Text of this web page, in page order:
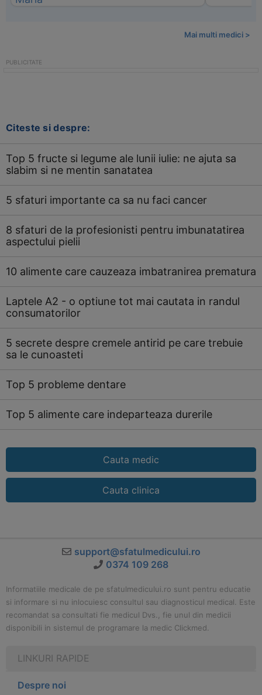
Mai multi medici >
Citeste si despre:
Top 5 fructe si legume ale lunii iulie: ne ajuta sa
slabim si ne mentin sanatatea
5 sfaturi importante ca sa nu faci cancer
8 sfaturi de la profesionisti pentru imbunatatirea
aspectului pielii
10 alimente care cauzeaza imbatranirea prematura
Laptele A2 - o optiune tot mai cautata in randul
consumatorilor
5 secrete despre cremele antirid pe care trebuie
sa le cunoasteti
Top 5 probleme dentare
Top 5 alimente care indeparteaza durerile
Cauta medic
Cauta clinica
support@sfatulmedicului.ro
0374 109 268
Informatiile medicale de pe sfatulmedicului.ro sunt pentru educatie
si informare si nu inlocuiesc consultul sau diagnosticul medical. Este
recomandat sa consultati fie medicul Dvs., fie unul din medicii
disponibili in sistemul de programare la medic Clickmed.
LINKURI RAPIDE
Despre noi